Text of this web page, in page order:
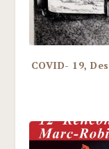
COVID- 19,